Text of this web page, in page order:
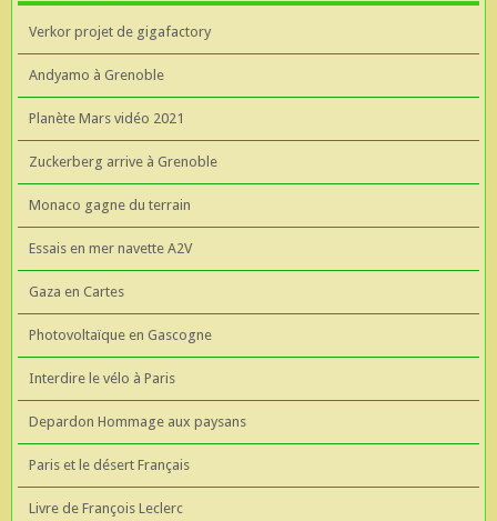
Verkor projet de gigafactory
Andyamo à Grenoble
Planète Mars vidéo 2021
Zuckerberg arrive à Grenoble
Monaco gagne du terrain
Essais en mer navette A2V
Gaza en Cartes
Photovoltaïque en Gascogne
Interdire le vélo à Paris
Depardon Hommage aux paysans
Paris et le désert Français
Livre de François Leclerc